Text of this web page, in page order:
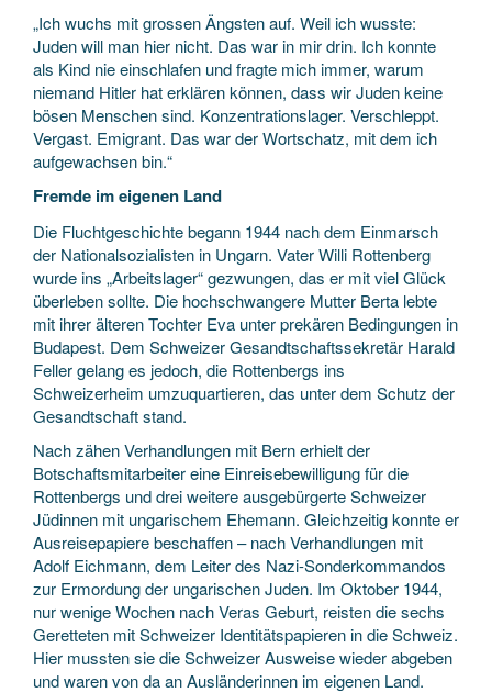
„Ich wuchs mit grossen Ängsten auf. Weil ich wusste:
Juden will man hier nicht. Das war in mir drin. Ich konnte
als Kind nie einschlafen und fragte mich immer, warum
niemand Hitler hat erklären können, dass wir Juden keine
bösen Menschen sind. Konzentrationslager. Verschleppt.
Vergast. Emigrant. Das war der Wortschatz, mit dem ich
aufgewachsen bin.“
Fremde im eigenen Land
Die Fluchtgeschichte begann 1944 nach dem Einmarsch
der Nationalsozialisten in Ungarn. Vater Willi Rottenberg
wurde ins „Arbeitslager“ gezwungen, das er mit viel Glück
überleben sollte. Die hochschwangere Mutter Berta lebte
mit ihrer älteren Tochter Eva unter prekären Bedingungen in
Budapest. Dem Schweizer Gesandtschaftssekretär Harald
Feller gelang es jedoch, die Rottenbergs ins
Schweizerheim umzuquartieren, das unter dem Schutz der
Gesandtschaft stand.
Nach zähen Verhandlungen mit Bern erhielt der
Botschaftsmitarbeiter eine Einreisebewilligung für die
Rottenbergs und drei weitere ausgebürgerte Schweizer
Jüdinnen mit ungarischem Ehemann. Gleichzeitig konnte er
Ausreisepapiere beschaffen – nach Verhandlungen mit
Adolf Eichmann, dem Leiter des Nazi-Sonderkommandos
zur Ermordung der ungarischen Juden. Im Oktober 1944,
nur wenige Wochen nach Veras Geburt, reisten die sechs
Geretteten mit Schweizer Identitätspapieren in die Schweiz.
Hier mussten sie die Schweizer Ausweise wieder abgeben
und waren von da an Ausländerinnen im eigenen Land.